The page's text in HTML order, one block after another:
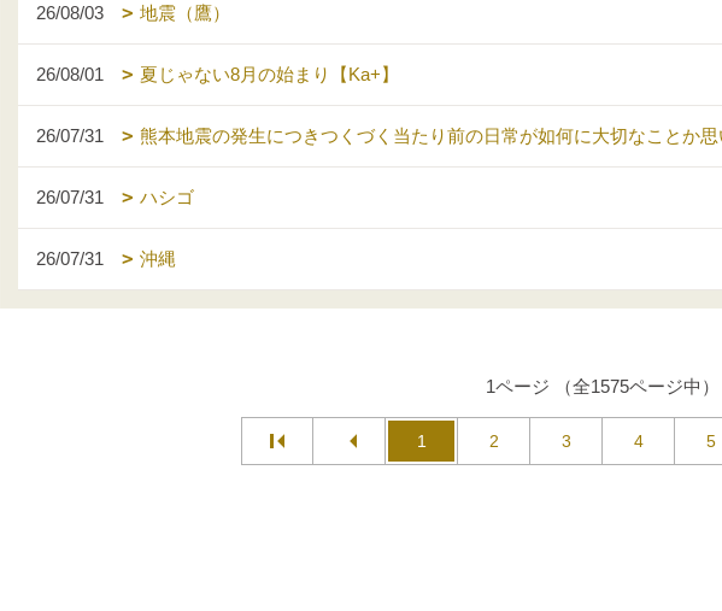
26/08/03 地震（鷹）
26/08/01 夏じゃない8月の始まり【Ka+】
26/07/31 熊本地震の発生につきつくづく当たり前の日常が如何に大切なことか
26/07/31 ハシゴ
26/07/31 沖縄
1ページ （全1575ページ中）
1 2 3 4 5